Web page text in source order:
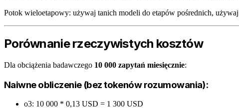
Potok wieloetapowy: używaj tanich modeli do etapów pośrednich,
Porównanie rzeczywistych kosztów
Dla obciążenia badawczego 10 000 zapytań miesięcznie:
Naiwne obliczenie (bez tokenów rozumowania):
o3: 10 000 * 0,13 USD = 1 300 USD